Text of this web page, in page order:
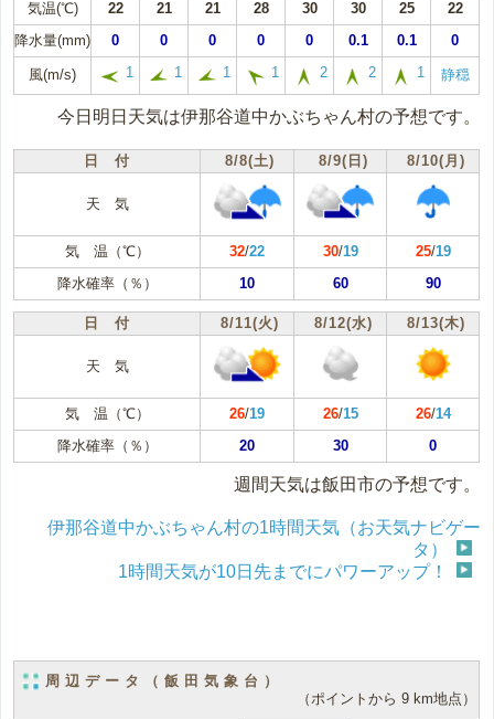
気温(℃) 22 21 21 28 30 30 25
22
降水量(mm)
0 0 0 0 0 0.1 0.1 0
風(m/s) 1 1 1 1 2 2 1 静穏
今日明日天気は伊那谷道中かぶちゃん村の予想です。
日 付 8/8(土) 8/9(日) 8/10(月)
天 気
気 温（℃） 32/22 30/19 25/19
降水確率（％）
10 60 90
日 付 8/11(火) 8/12(水) 8/13(木)
天 気
気 温（℃） 26/19 26/15 26/14
降水確率（％）
20 30 0
週間天気は飯田市の予想です。
伊那谷道中かぶちゃん村の1時間天気（お天気ナビゲー
タ）
1時間天気が10日先までにパワーアップ！
周辺データ（飯田気象台）
（ポイントから 9 km地点）